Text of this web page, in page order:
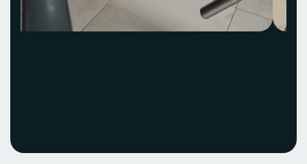
Voir le projet